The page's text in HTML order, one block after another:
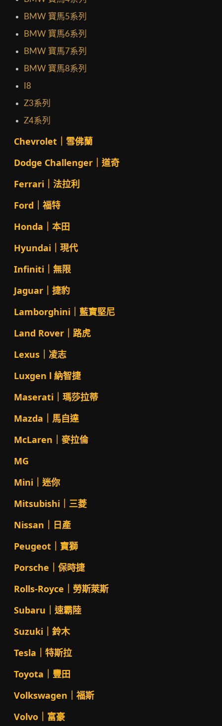
BMW 寶馬5系列
BMW 寶馬6系列
BMW 寶馬7系列
BMW 寶馬8系列
I8
Z3系列
Z4系列
Chevrolet｜雪佛蘭
Dodge Challenger｜道奇
Ferrari｜法拉利
Ford｜福特
Honda｜本田
Hyundai｜現代
Infiniti｜無限
Jaguar｜捷豹
Lamborghini｜藍寶堅尼
Land Rover｜路虎
Lexus｜凌志
Luxgen l 納智捷
Maserati｜瑪莎拉蒂
Mazda｜馬自達
McLaren｜麥拉倫
MG
Mini｜迷你
Mitsubishi｜三菱
Nissan｜日產
Peugeot｜寶獅
Porsche｜保時捷
Rolls-Royce｜勞斯萊斯
Subaru｜速霸陸
Suzuki｜鈴木
Tesla｜特斯拉
Toyota｜豐田
Volkswagen｜福斯
Volvo｜富豪